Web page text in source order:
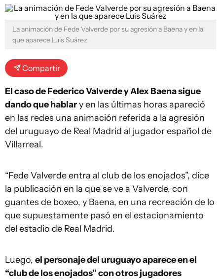
La animación de Fede Valverde por su agresión a Baena y en la
que aparece Luis Suárez
Compartir
El caso de Federico Valverde y Alex Baena sigue
dando que hablary en las últimas horas apareció
en las redes una animación referida a la agresión
del uruguayo de Real Madrid al jugador español de
Villarreal.
“Fede Valverde entra al club de los enojados”, dice
la publicación en la que se ve a Valverde, con
guantes de boxeo, y Baena, en una recreación de lo
que supuestamente pasó en el estacionamiento
del estadio de Real Madrid.
Luego, el personaje del uruguayo aparece en el
“club de los enojados” con otros jugadores